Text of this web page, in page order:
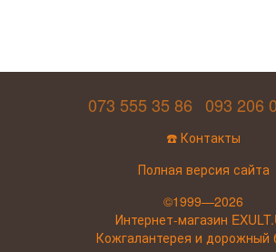
073 555 35 86 093 206
☎️ Контакты
Полная версия сайта
©1999—2026
Интернет-магазин
Кожгалантерея и дорожный